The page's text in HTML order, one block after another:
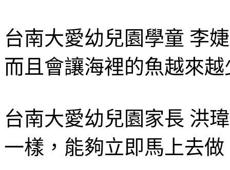
台南大愛幼兒園學童 李
而且會讓海裡的魚越來
台南大愛幼兒園家長 洪
一樣，能夠立即馬上去